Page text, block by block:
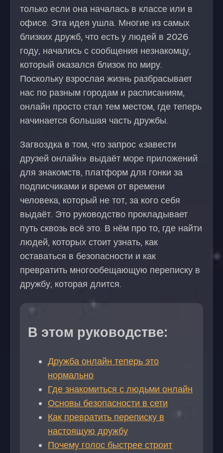
только если она началась в классе или в
офисе. Эта идея ушла. Многие из самых
близких дружб, что есть у людей в 2026
году, начались с сообщения незнакомцу,
который оказался близок по миру.
Поскольку взрослая жизнь разбрасывает
нас по разным городам и расписаниям,
онлайн просто стал тем местом, где теперь
начинается большая часть дружбы.
Загвоздка в том, что запрос «завести
друзей онлайн» выдаёт море приложений
для знакомств, платформ для гонки за
подписчиками и время от времени
человека, который не тот, за кого себя
выдаёт. Это руководство прокладывает
путь сквозь всё это. В нём про то, где найти
людей, которых стоит узнать, как
оставаться в безопасности и как
превратить многообещающую переписку в
дружбу, которая длится.
В этом руководстве:
Дружба онлайн теперь это
нормально
Где знакомиться с людьми онлайн
Основы безопасности в сети
Как превратить переписку в
настоящую дружбу
Почему голос быстрее строит